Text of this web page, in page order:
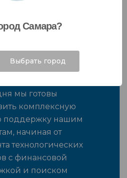
экспертное
для решения
мы готовы
комплексную
поддержку нашим
начиная от
технологических
с финансовой
и поиском
Самара?
Выбрать город